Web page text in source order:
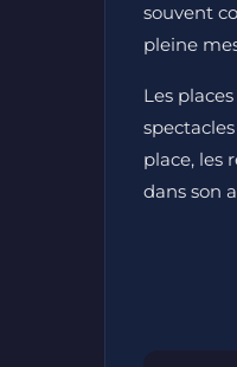
souvent
pleine
Les
place, les
dans son